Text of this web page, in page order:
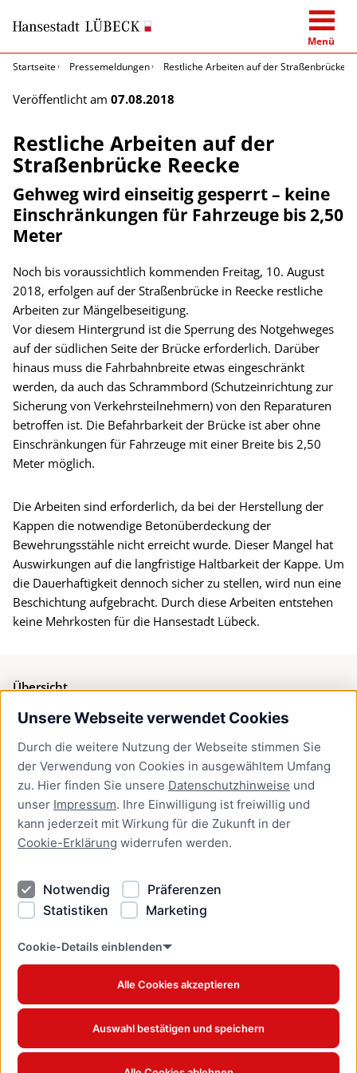
Unsere Webseite verwendet Cookies
Durch die weitere Nutzung der Webseite stimmen Sie
der Verwendung von Cookies in ausgewähltem Umfang
zu. Hier finden Sie unsere Datenschutzhinweise und
unser Impressum. Ihre Einwilligung ist freiwillig und
kann jederzeit mit Wirkung für die Zukunft in der
Cookie-Erklärung widerrufen werden.
Notwendig
Präferenzen
Statistiken
Marketing
Cookie-Details einblenden
Alle Cookies akzeptieren
Auswahl bestätigen und speichern
Menü
Startseite
Pressemeldungen Restliche Arbeiten auf der Straßenbrücke
Veröffentlicht am 07.08.2018
Restliche Arbeiten auf der
Straßenbrücke Reecke
Gehweg wird einseitig gesperrt – keine
Einschränkungen für Fahrzeuge bis 2,50
Meter
Noch bis voraussichtlich kommenden Freitag, 10. August
2018, erfolgen auf der Straßenbrücke in Reecke restliche
Arbeiten zur Mängelbeseitigung.
Vor diesem Hintergrund ist die Sperrung des Notgehweges
auf der südlichen Seite der Brücke erforderlich. Darüber
hinaus muss die Fahrbahnbreite etwas eingeschränkt
werden, da auch das Schrammbord (Schutzeinrichtung zur
Sicherung von Verkehrsteilnehmern) von den Reparaturen
betroffen ist. Die Befahrbarkeit der Brücke ist aber ohne
Einschränkungen für Fahrzeuge mit einer Breite bis 2,50
Meter möglich.
Die Arbeiten sind erforderlich, da bei der Herstellung der
Kappen die notwendige Betonüberdeckung der
Bewehrungsstähle nicht erreicht wurde. Dieser Mangel hat
Auswirkungen auf die langfristige Haltbarkeit der Kappe. Um
die Dauerhaftigkeit dennoch sicher zu stellen, wird nun eine
Beschichtung aufgebracht. Durch diese Arbeiten entstehen
keine Mehrkosten für die Hansestadt Lübeck.
Übersicht
Bürgerservice
Presse
Newsletter Lübeck:kompakt
Kontakt
Kontakt
Datenschutzhinweise
Barrierefreiheit
Cookie Erklärung
www.luebeck.de